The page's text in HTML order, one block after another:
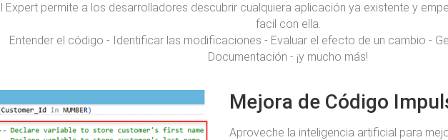
Expert permite a los desarrolladores descubrir cualquiera aplicación ya existente y
facil con ella.
Entender el código - Identificar las modificaciones - Evaluar el efecto de un cambio -
Documentación - ¡y mucho más!
Mejora de Código
Aproveche la inteligencia artificial para